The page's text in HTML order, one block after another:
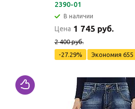
2390-01
В наличии
Цена 1 745 руб.
2 400 руб.
-27.29%
Экономия 655